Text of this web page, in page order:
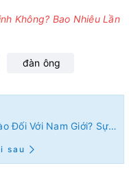
Không? Bao Nhiêu Lần
đàn ông
Ngừng Quan Hệ Ảnh Hưởng Như Nào Đối Với Nam Giới? Sự Thật Ít Ai Biết
sau